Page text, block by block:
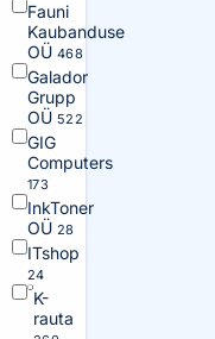
Fauni
Kaubanduse
OÜ 468
Galador
Grupp
OÜ 522
GIG
Computers
173
InkToner
OÜ 28
ITshop
24
K-
rauta